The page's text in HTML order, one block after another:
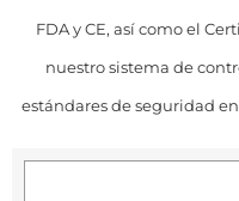
FDA y CE, así como el
nuestro sistema de
estándares de seguridad